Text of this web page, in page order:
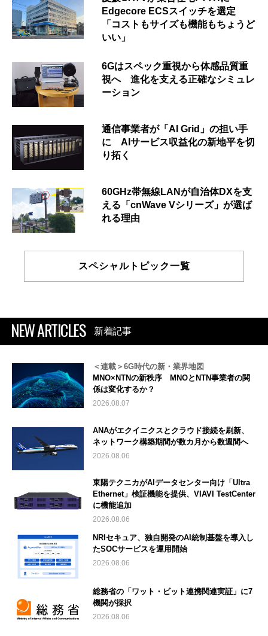
Edgecore ECSスイッチを選定
「コストもサイズも機能もちょうど
いい」
6Gはスペック重視から体感品質重
視へ 進化を支える正確なシミュレ
ーション
通信事業者が「AI Grid」の担い手
に AIサービス収益化の新地平を切
り拓く
60GHz帯無線LANが自治体DXを支
える「cnWave Vシリーズ」が選ば
れる理由
スペシャルトピック一覧
NEW ARTICLES 新着記事
＜連載＞6G時代の新・業界地図
MNO×NTNの新秩序 MNOとNTN事業者の関
係は変化するか？
2026.08.07
ANAがエクイニクスとクラウド接続を刷新、
ネットワーク構築期間が数カ月から数週間へ
2026.08.06
東陽テクニカがAIデータセンター向け「Ultra
Ethernet」検証機能を提供、VIAVI TestCenter
に機能追加
2026.08.06
NRIセキュア、独自開発のAI統制基盤を導入し
たSOCサービスを運用開始
2026.08.06
総務省の「ワット・ビット連携関連実証」に7
機関が採択
2026.08.06